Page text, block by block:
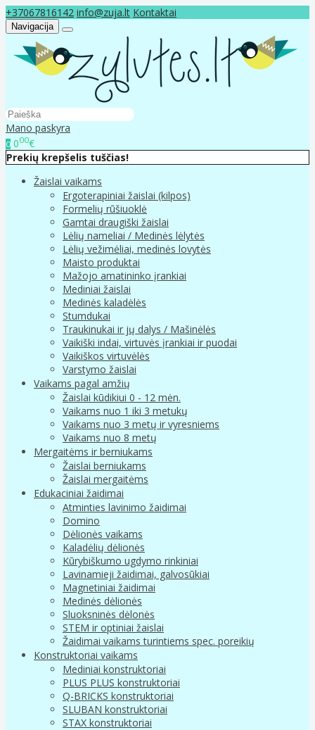
+37067816142 info@zuja.lt Kontaktai
Navigacija
Mano paskyra
0 000€
Prekių krepšelis tuščias!
Žaislai vaikams
Ergoterapiniai žaislai (kilpos)
Formelių rūšiuoklė
Gamtai draugiški žaislai
Lėlių nameliai / Medinės lėlytės
Lėlių vežimėliai, medinės lovytės
Maisto produktai
Mažojo amatininko įrankiai
Mediniai žaislai
Medinės kaladėlės
Stumdukai
Traukinukai ir jų dalys / Mašinėlės
Vaikiški indai, virtuvės įrankiai ir puodai
Vaikiškos virtuvėlės
Varstymo žaislai
Vaikams pagal amžių
Žaislai kūdikiui 0 - 12 mėn.
Vaikams nuo 1 iki 3 metukų
Vaikams nuo 3 metų ir vyresniems
Vaikams nuo 8 metų
Mergaitėms ir berniukams
Žaislai berniukams
Žaislai mergaitėms
Edukaciniai žaidimai
Atminties lavinimo žaidimai
Domino
Dėlionės vaikams
Kaladėlių dėlionės
Kūrybiškumo ugdymo rinkiniai
Lavinamieji žaidimai, galvosūkiai
Magnetiniai žaidimai
Medinės dėlionės
Sluoksninės dėlonės
STEM ir optiniai žaislai
Žaidimai vaikams turintiems spec. poreikių
Konstruktoriai vaikams
Mediniai konstruktoriai
PLUS PLUS konstruktoriai
Q-BRICKS konstruktoriai
SLUBAN konstruktoriai
STAX konstruktoriai